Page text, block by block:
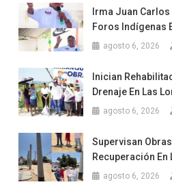
Irma Juan
Foros Indígenas
agosto 6, 2026
Inician
Drenaje En Las
agosto 6, 2026
Supervisan
Recuperación En
agosto 6, 2026